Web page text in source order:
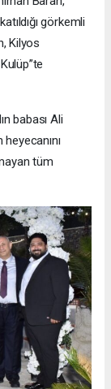
görkemli
Kilyos
babası Ali
tüm